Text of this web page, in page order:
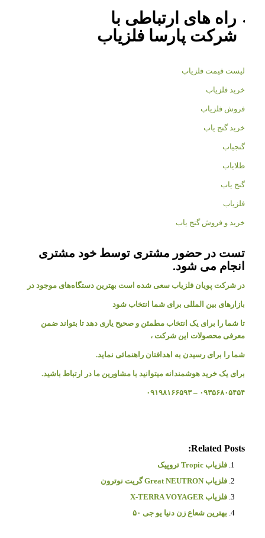
راه های ارتباطی با
شرکت پارسا فلزیاب
لیست قیمت فلزیاب
خرید فلزیاب
فروش فلزیاب
خرید گنج یاب
گنجیاب
طلایاب
گنج یاب
فلزیاب
خرید و فروش گنج یاب
تست در حضور مشتری توسط خود مشتری
انجام می شود.
در شرکت پویان فلزیاب سعی شده است بهترین دستگاه‌های موجود در
بازار‌های بین المللی برای شما انتخاب شود
تا شما را برای یک انتخاب مطمئن و صحیح یاری دهد تا بتواند ضمن
معرفی محصولات این شرکت ،
شما را برای رسیدن به اهدافتان راهنمائی نماید.
برای یک خرید هوشمندانه میتوانید با مشاورین ما در ارتباط باشید.
۰۹۳۵۶۸۰۵۴۵۴ – ۰۹۱۹۸۱۶۶۵۹۳
Related Posts:
فلزیاب Tropic تروپیک
فلزیاب Great NEUTRON گریت نوترون
فلزیاب X-TERRA VOYAGER
بهترین شعاع زن دنیا یو جی ۵۰